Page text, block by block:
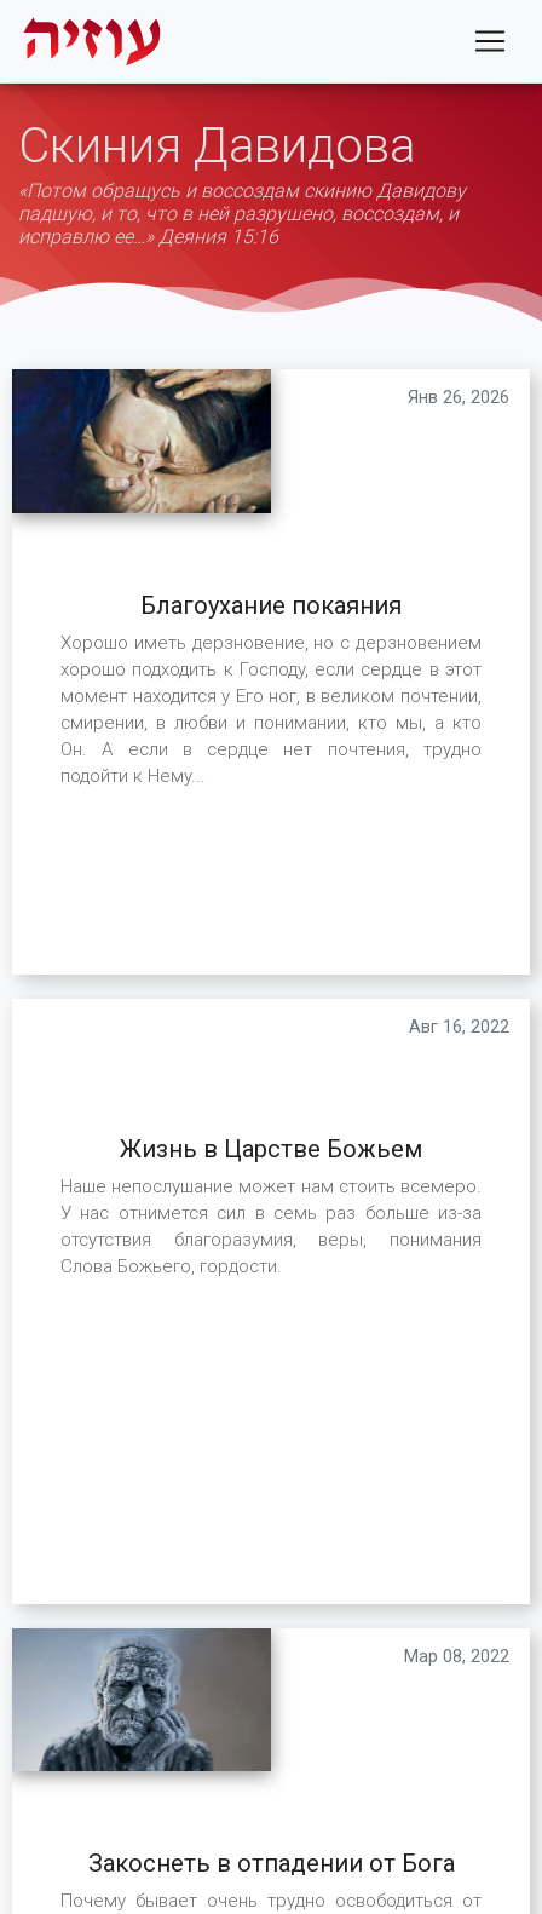
Скиния Давидова
«Потом обращусь и воссоздам скинию Давидову
падшую, и то, что в ней разрушено, воссоздам, и
исправлю ее…» Деяния 15:16
Благоухание покаяния
Хорошо иметь дерзновение, но с дерзновением
хорошо подходить к Господу, если сердце в этот
момент находится у Его ног, в великом почтении,
смирении, в любви и понимании, кто мы, а кто
Он. А если в сердце нет почтения, трудно
подойти к Нему...
Янв 26, 2026
Жизнь в Царстве Божьем
Наше непослушание может нам стоить всемеро.
У нас отнимется сил в семь раз больше из-за
отсутствия благоразумия, веры, понимания
Слова Божьего, гордости.
Авг 16, 2022
Закоснеть в отпадении от Бога
Почему бывает очень трудно освободиться от
Мар 08, 2022